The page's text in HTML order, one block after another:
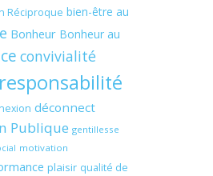
Réciproque bien-être au
Bonheur Bonheur au
convivialité
déconnect
Publique gentillesse
motivation
plaisir qualité de